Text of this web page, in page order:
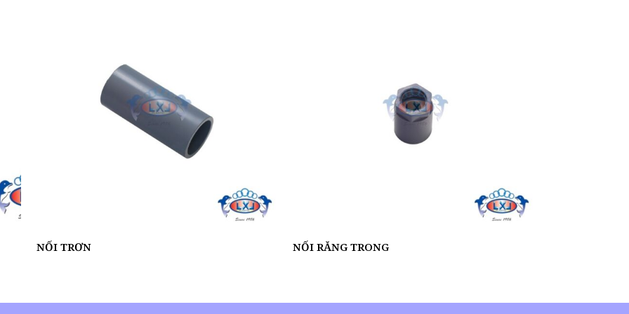
NỐI TRƠN NỐI RĂNG TRONG